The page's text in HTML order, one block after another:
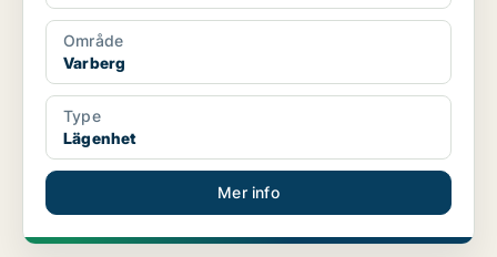
Område
Varberg
Type
Lägenhet
Mer info